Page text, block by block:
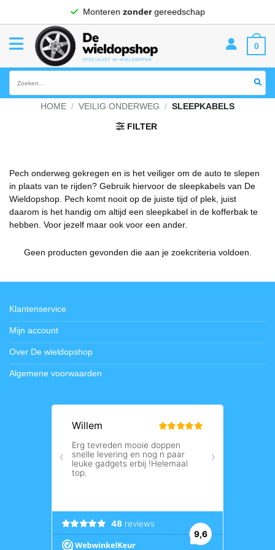
Monteren zondergereedschap
0
HOME / VEILIG ONDERWEG / SLEEPKABELS
FILTER
Pech onderweg gekregen en is het veiliger om de auto te slepen
in plaats van te rijden? Gebruik hiervoor de sleepkabels van De
Wieldopshop. Pech komt nooit op de juiste tijd of plek, juist
daarom is het handig om altijd een sleepkabel in de kofferbak te
hebben. Voor jezelf maar ook voor een ander.
Geen producten gevonden die aan je zoekcriteria voldoen.
Klantenservice
Mijn account
Over De wieldopshop
Algemene voorwaarden